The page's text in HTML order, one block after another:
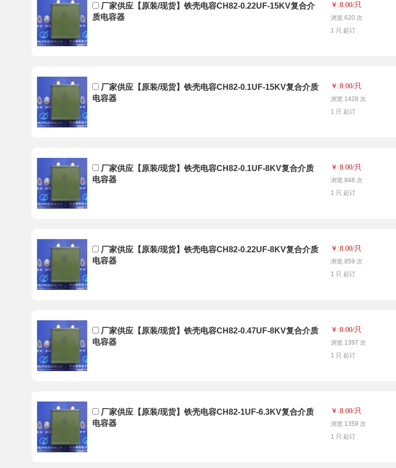
厂家供应【原装/现货】铁壳电容CH82-0.22UF-15KV复合介
质电容器
￥:8.00/只
浏览 620 次
1 只 起订
厂家供应【原装/现货】铁壳电容CH82-0.1UF-15KV复合介质
电容器
￥:8.00/只
浏览 1428 次
1 只 起订
厂家供应【原装/现货】铁壳电容CH82-0.1UF-8KV复合介质
电容器
￥:8.00/只
浏览 848 次
1 只 起订
厂家供应【原装/现货】铁壳电容CH82-0.22UF-8KV复合介质
电容器
￥:8.00/只
浏览 859 次
1 只 起订
厂家供应【原装/现货】铁壳电容CH82-0.47UF-8KV复合介质
电容器
￥:8.00/只
浏览 1397 次
1 只 起订
厂家供应【原装/现货】铁壳电容CH82-1UF-6.3KV复合介质
电容器
￥:8.00/只
浏览 1359 次
1 只 起订